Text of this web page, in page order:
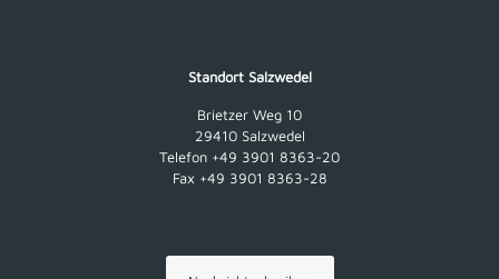
Standort Salzwedel
Brietzer Weg 10
29410 Salzwedel
Telefon +49 3901 8363-20
Fax +49 3901 8363-28